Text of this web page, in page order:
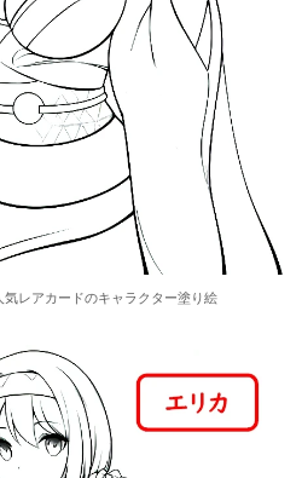
レアカードのキャラクター塗り絵